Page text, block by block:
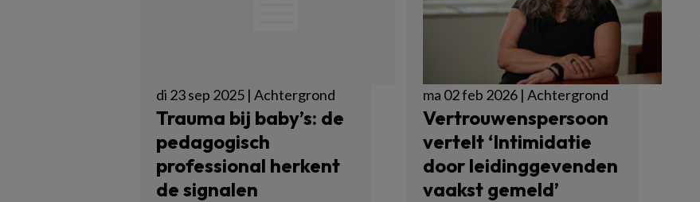
di 23 sep 2025 | Achtergrond
Trauma bij baby’s: de
pedagogisch
professional herkent
de signalen
ma 02 feb 2026 | Achtergrond
Vertrouwenspersoon
vertelt ‘Intimidatie
door leidinggevenden
vaakst gemeld’